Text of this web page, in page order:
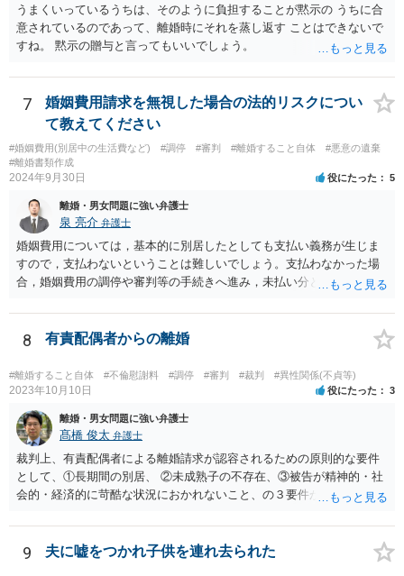
うまくいっているうちは、そのように負担することが黙示の うちに合
意されているのであって、離婚時にそれを蒸し返す ことはできないで
すね。 黙示の贈与と言ってもいいでしょう。
7
婚姻費用請求を無視した場合の法的リスクについ
て教えてください
#婚姻費用(別居中の生活費など) #調停 #審判 #離婚すること自体
#悪意の遺棄
#離婚書類作成
2024年9月30日 役にたった 5
離婚・男女問題に強い弁護士
泉 亮介 弁護士
婚姻費用については，基本的に別居したとしても支払い義務が生じま
すので，支払わないということは難しいでしょう。支払わなかった場
合，婚姻費用の調停や審判等の手続きへ進み，未払い分として差押を
8 有責配偶者からの離婚
#離婚すること自体 #不倫慰謝料 #調停 #審判 #裁判 #異性関係(不貞等)
2023年10月10日 役にたった 3
離婚・男女問題に強い弁護士
髙橋 俊太 弁護士
裁判上、有責配偶者による離婚請求が認容されるための原則的な要件
として、①長期間の別居、 ②未成熟子の不存在、③被告が精神的・社
会的・経済的に苛酷な状況におかれないこと、の３要件が必要である
監護しており（②）、仮に離婚を認容すれば、専業主婦の貴方が経済
的に過酷な状況におかれる可能性がありますので（③）、現時点で
は、夫側の離婚請求は裁判では認められにくい状況であると考えられ
9 夫に嘘をつかれ子供を連れ去られた